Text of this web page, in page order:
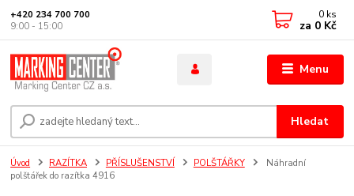
Menu
Hledat
+420 234 700 700
9:00 - 15:00
0 ks
za 0 Kč
Úvod RAZÍTKA PŘÍSLUŠENSTVÍ POLŠTÁŘKY
Náhradní
polštářek do razítka 4916